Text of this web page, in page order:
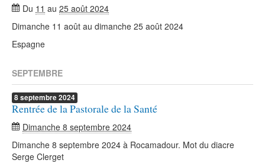
Du 11 au 25 août 2024
Dimanche 11 août au dimanche 25 août 2024
Espagne
SEPTEMBRE
8septembre2024
Rentrée de la Pastorale de la Santé
Dimanche 8 septembre 2024
Dimanche 8 septembre 2024 à Rocamadour. Mot du diacre
Serge Clerget